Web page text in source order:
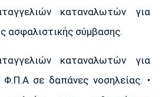
καταναλωτών για
ασφαλιστικής σύμβασης.
καταναλωτών για
σε δαπάνες νοσηλείας. •